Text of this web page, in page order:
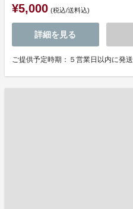
¥5,000 (税込/送料込)
詳細を見る
ご提供予定時期：５営業日以内に発送